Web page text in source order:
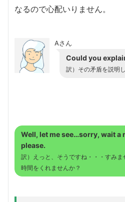
なるので心配いりません。
Aさん
Could you
訳）その矛盾を説明
Well, let me see…sorry, wait a
please.
訳）えっと、そうですね・・・すみま
時間をくれませんか？